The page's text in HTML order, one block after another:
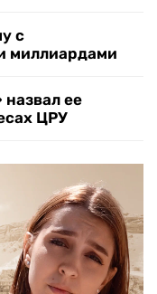
с
миллиардами
ее
ЦРУ